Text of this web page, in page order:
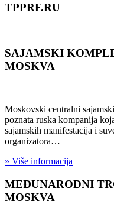
TPPRF.RU
SAJAMSKI
MOSKVA
Moskovski centralni
poznata ruska kompanija
sajamskih manifestacija i
organizatora…
» Više informacija
MEĐUNARODNI
MOSKVA